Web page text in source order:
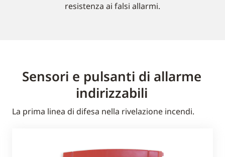
resistenza ai falsi allarmi.
Sensori e pulsanti di allarme
indirizzabili
La prima linea di difesa nella rivelazione incendi.